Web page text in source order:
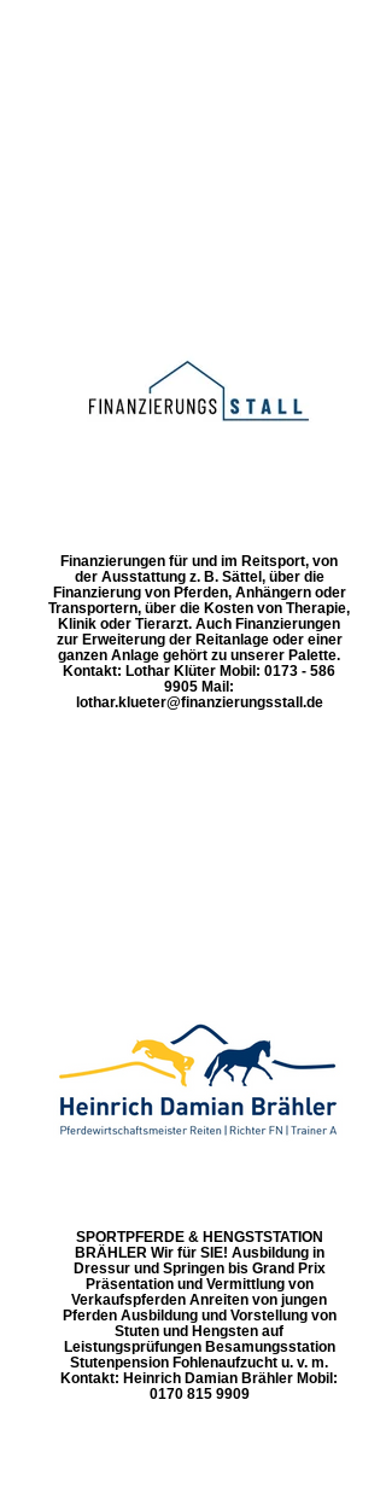
Finanzierungen für und im Reitsport, von
der Ausstattung z. B. Sättel, über die
Finanzierung von Pferden, Anhängern oder
Transportern, über die Kosten von Therapie,
Klinik oder Tierarzt. Auch Finanzierungen
zur Erweiterung der Reitanlage oder einer
ganzen Anlage gehört zu unserer Palette.
Kontakt: Lothar Klüter Mobil: 0173 - 586
9905 Mail:
lothar.klueter@finanzierungsstall.de
SPORTPFERDE & HENGSTSTATION
BRÄHLER Wir für SIE! Ausbildung in
Dressur und Springen bis Grand Prix
Präsentation und Vermittlung von
Verkaufspferden Anreiten von jungen
Pferden Ausbildung und Vorstellung von
Stuten und Hengsten auf
Leistungsprüfungen Besamungsstation
Stutenpension Fohlenaufzucht u. v. m.
Kontakt: Heinrich Damian Brähler Mobil:
0170 815 9909